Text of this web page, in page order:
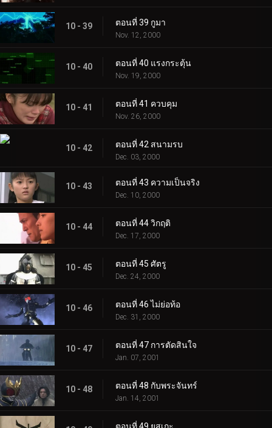
10 - 39 ตอนที่ 39 กูมา
Nov. 12, 2000
10 - 40 ตอนที่ 40 แรงกระตุ้น
Nov. 19, 2000
10 - 41 ตอนที่ 41 ควบคุม
Nov. 26, 2000
10 - 42 ตอนที่ 42 สนามรบ
Dec. 03, 2000
10 - 43 ตอนที่ 43 ความเป็นจริง
Dec. 10, 2000
10 - 44 ตอนที่ 44 วิกฤติ
Dec. 17, 2000
10 - 45 ตอนที่ 45 ศัตรู
Dec. 24, 2000
10 - 46 ตอนที่ 46 ไม่ย่อท้อ
Dec. 31, 2000
10 - 47 ตอนที่ 47 การตัดสินใจ
Jan. 07, 2001
10 - 48 ตอนที่ 48 กับพระจันทร์
Jan. 14, 2001